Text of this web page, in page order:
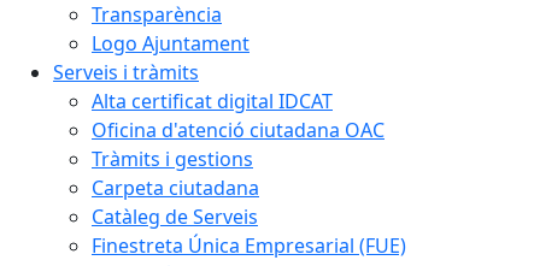
Transparència
Logo Ajuntament
Serveis i tràmits
Alta certificat digital IDCAT
Oficina d'atenció ciutadana OAC
Tràmits i gestions
Carpeta ciutadana
Catàleg de Serveis
Finestreta Única Empresarial (FUE)